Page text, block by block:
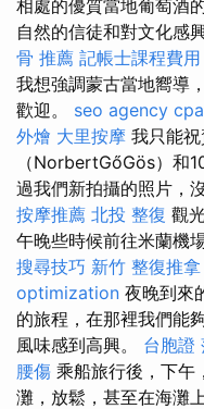
相處的優質當地葡萄酒
自然的信徒和對文化感
骨 推薦 記帳士課程費用
我想強調蒙古當地嚮導
歡迎。 seo agency
外燴 大里按摩 我只能
（NorbertGőGös）和
過我們新拍攝的照片，
按摩推薦 北投 整復 觀
午晚些時候前往米蘭機
搜尋技巧 新竹 整復推拿
optimization 夜晚到來
的旅程，在那裡我們能
風味感到高興。 台胞證
腰傷 乘船旅行後，下午
灘，放鬆，甚至在海灘